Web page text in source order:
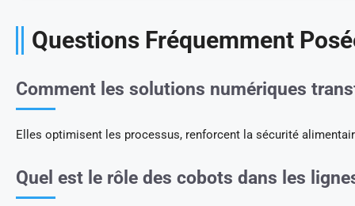
Questions Fréquemment
Comment les solutions numériques
Elles optimisent les processus, renforcent la sécurité
Quel est le rôle des cobots dans les